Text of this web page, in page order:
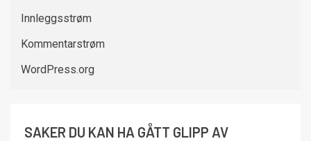
Innleggsstrøm
Kommentarstrøm
WordPress.org
SAKER DU KAN HA GÅTT GLIPP AV